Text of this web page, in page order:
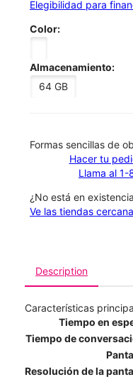
Elegibilidad para
Color:
Almacenamiento:
64 GB
​​​​​​​Formas sencillas de
Hacer tu
Llama al
¿No está en
Ve las tiendas
Description
Características
Tiempo en
Tiempo de
Resolución de la